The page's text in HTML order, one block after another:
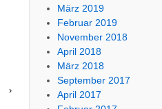
›
März 2019
Februar 2019
November 2018
April 2018
März 2018
September 2017
April 2017